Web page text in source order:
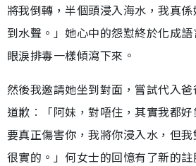
將我倒轉，半個頭浸入海水，我真
到水聲。」她心中的怨懟終於化成
眼淚排毒一樣傾瀉下來。
然後我邀請她坐到對面，嘗試代入
道歉︰「阿妹，對唔住，其實我都
要真正傷害你，我將你浸入水，但
很實的。」何女士的回憶有了新的